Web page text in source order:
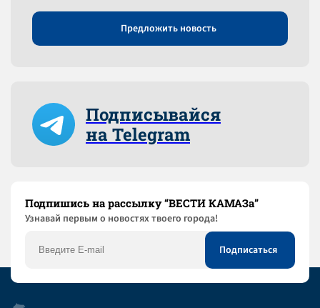
Предложить новость
Подписывайся
на Telegram
Подпишись на рассылку “ВЕСТИ КАМАЗа”
Узнaвай первым о новостях твоего города!